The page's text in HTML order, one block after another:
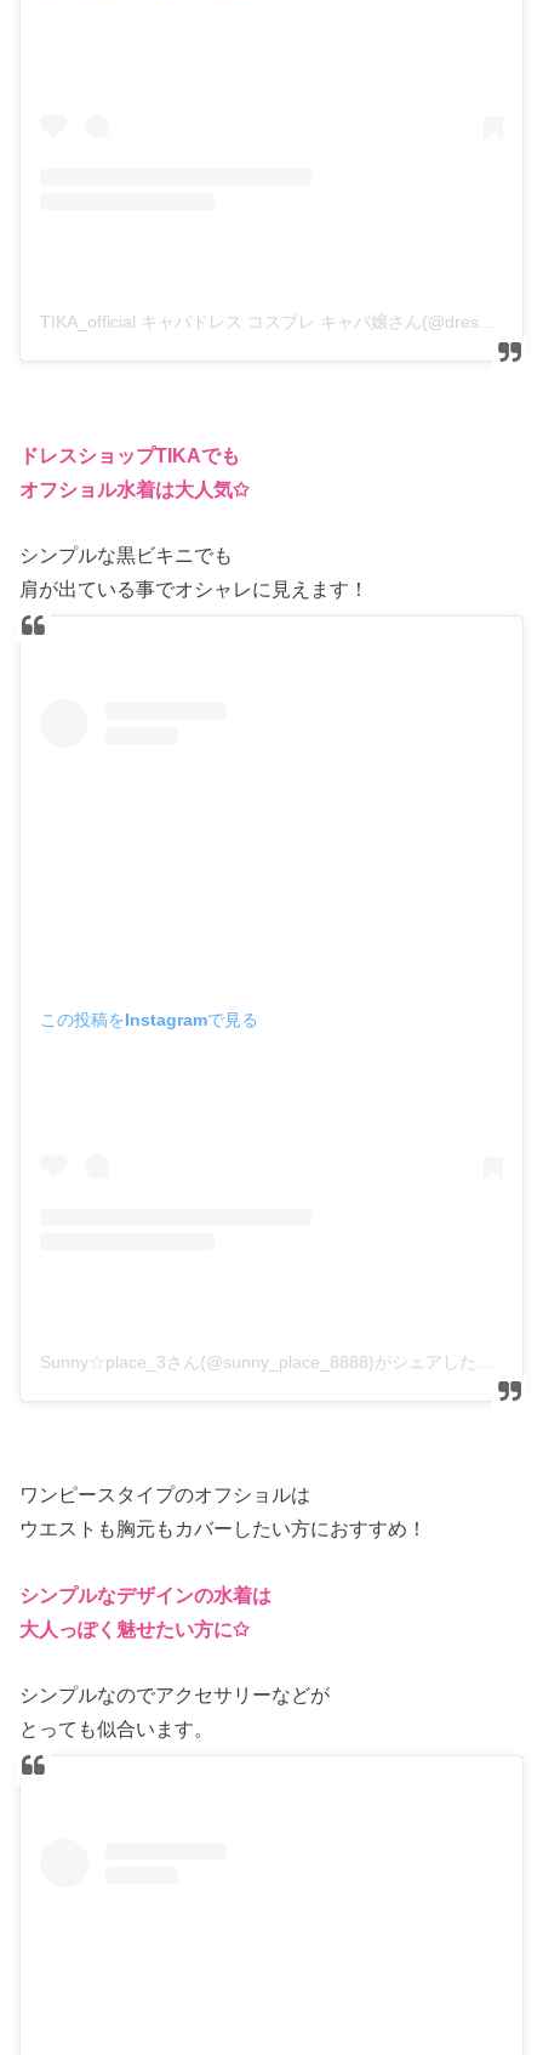
ドレスショップTIKAでも
オフショル水着は大人気✩
シンプルな黒ビキニでも
肩が出ている事でオシャレに見えます！
この投稿をInstagramで見る
ワンピースタイプのオフショルは
ウエストも胸元もカバーしたい方におすすめ！
シンプルなデザインの水着は
大人っぽく魅せたい方に✩
シンプルなのでアクセサリーなどが
とっても似合います。